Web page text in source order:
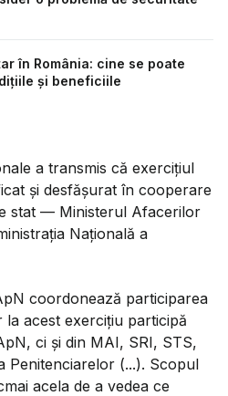
în România: cine se poate
și beneficiile
a transmis că exercițiul
și desfășurat în cooperare
stat — Ministerul Afacerilor
Națională a
coordonează participarea
la acest exercițiu participă
ci și din MAI, SRI, STS,
Penitenciarelor (...). Scopul
acela de a vedea ce